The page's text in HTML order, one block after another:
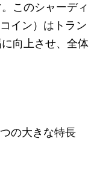
このシャーディ
イン）はトラン
向上させ、全体
の大きな特長